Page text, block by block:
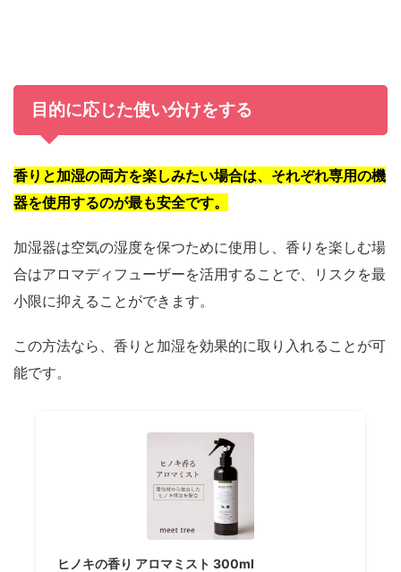
目的に応じた使い分けをする
香りと加湿の両方を楽しみたい場合は、それぞれ専用の機
器を使用するのが最も安全です。
加湿器は空気の湿度を保つために使用し、香りを楽しむ場
合はアロマディフューザーを活用することで、リスクを最
小限に抑えることができます。
この方法なら、香りと加湿を効果的に取り入れることが可
能です。
ヒノキの香り アロマミスト 300ml